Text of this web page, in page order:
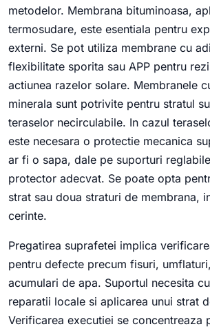
metodelor. Membrana bituminoasa,
termosudare, este esentiala pentru
externi. Se pot utiliza membrane cu
flexibilitate sporita sau APP pentru
actiunea razelor solare. Membranele
minerala sunt potrivite pentru stratul
teraselor necirculabile. In cazul
este necesara o protectie mecanica
ar fi o sapa, dale pe suporturi
protector adecvat. Se poate opta
strat sau doua straturi de membrana,
cerinte.
Pregatirea suprafetei implica
pentru defecte precum fisuri,
acumulari de apa. Suportul necesita
reparatii locale si aplicarea unui strat
Verificarea executiei se concentreaza